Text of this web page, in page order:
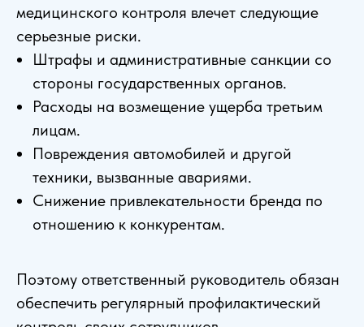
медицинского контроля влечет следующие
серьезные риски.
Штрафы и административные санкции со
стороны государственных органов.
Расходы на возмещение ущерба третьим
лицам.
Повреждения автомобилей и другой
техники, вызванные авариями.
Снижение привлекательности бренда по
отношению к конкурентам.
Поэтому ответственный руководитель обязан
обеспечить регулярный профилактический